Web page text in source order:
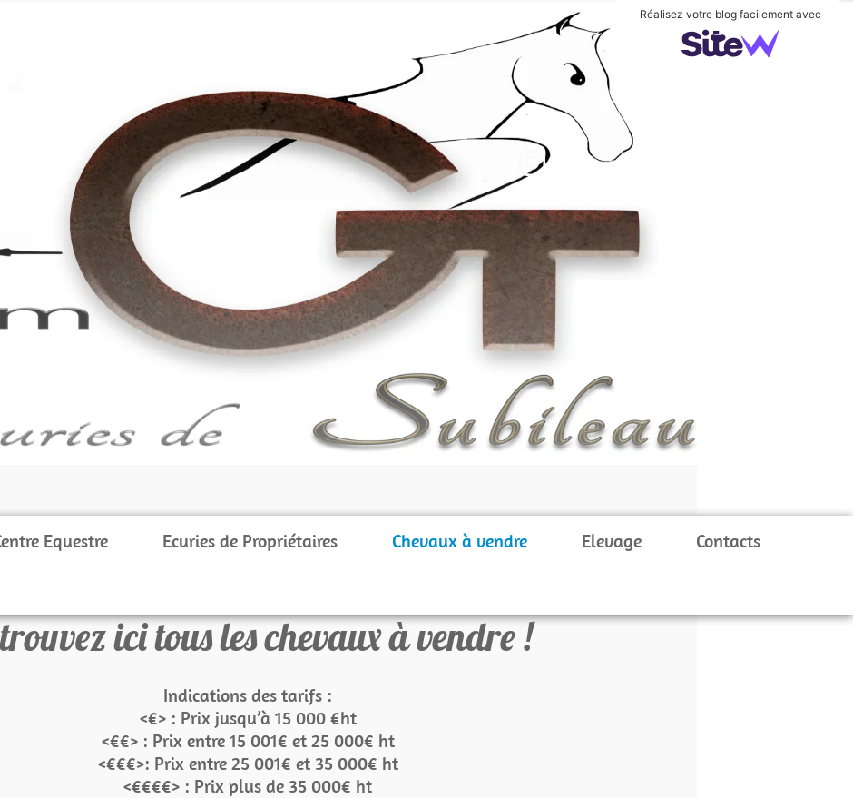
Réalisez votre blog facilement avec
Equestre Ecuries de Propriétaires Chevaux à vendre Elevage Contacts
ici tous les chevaux à vendre !
Indications des tarifs :
<€> : Prix jusqu’à 15 000 €ht
<€€> : Prix entre 15 001€ et 25 000€ ht
<€€€>: Prix entre 25 001€ et 35 000€ ht
<€€€€> : Prix plus de 35 000€ ht